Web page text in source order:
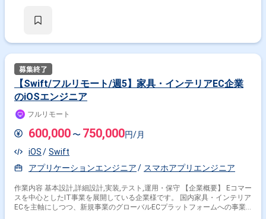
ております ・フロントは現状Flutterで、2023年4月から半年かけてSwift
ルスケアの連携機能構築 ・株主用マイページの構築 ・既存ドメイン
と新規事業ドメインの切り分け見直し
【Swift/フルリモート/週5】家具・インテリアEC企業
のiOSエンジニア
フルリモート
600,000 〜 750,000円/月
iOS
Swift
アプリケーションエンジニア
スマホアプリエンジニア
作業内容 基本設計,詳細設計,実装,テスト,運用・保守 【企業概要】 Eコマー
スを中心としたIT事業を展開している企業様です。 国内家具・インテリア
ECを主軸にしつつ、新規事業のグローバルECプラットフォームへの事業